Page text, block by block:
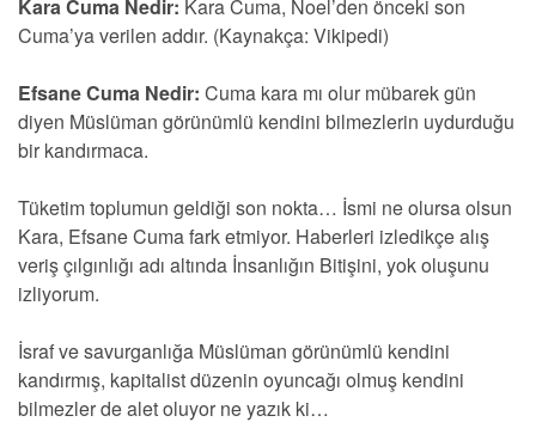
Kara Cuma Nedir: Kara Cuma, Noel’den önceki son
Cuma’ya verilen addır. (Kaynakça: Vikipedi)
Efsane Cuma Nedir: Cuma kara mı olur mübarek gün
diyen Müslüman görünümlü kendini bilmezlerin uydurduğu
bir kandırmaca.
Tüketim toplumun geldiği son nokta… İsmi ne olursa olsun
Kara, Efsane Cuma fark etmiyor. Haberleri izledikçe alış
veriş çılgınlığı adı altında İnsanlığın Bitişini, yok oluşunu
izliyorum.
İsraf ve savurganlığa Müslüman görünümlü kendini
kandırmış, kapitalist düzenin oyuncağı olmuş kendini
bilmezler de alet oluyor ne yazık ki…